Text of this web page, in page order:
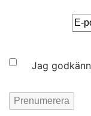
Jag